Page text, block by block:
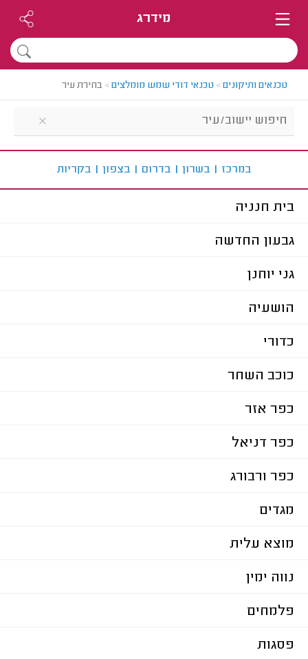
מידרג
טכנאים ותיקונים> טכנאי דודי שמש מומלצים> בחירת עיר
במרכז | בשרון | בדרום | בצפון | בקריות
בית חנניה
גבעון החדשה
גני יוחנן
הושעיה
כדורי
כוכב השחר
כפר אזר
כפר דניאל
כפר ורבורג
מגדים
מוצא עלית
נווה ימין
פלמחים
פסגות